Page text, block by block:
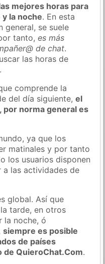
mejores horas para
la noche. En esta
general, se suele
tanto,es más
de chat.
las horas de
comprende la
del día siguiente,el
por norma general es
ya que los
matinales y por tanto
los usuarios disponen
las actividades de
global. Así que
tarde, en otros
la noche, ó
siempre es posible
de países
de QuieroChat.Com.